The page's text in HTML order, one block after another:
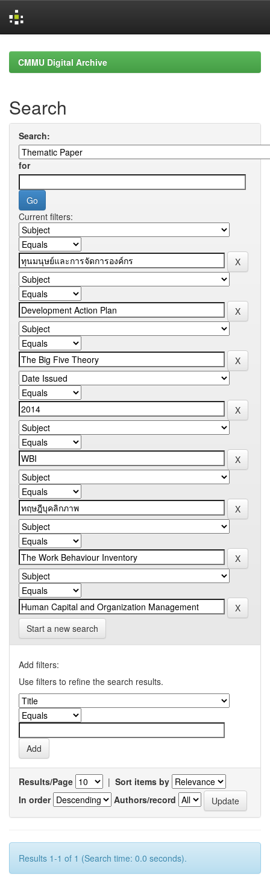
navigationCMMU Digital Archive
Search
Search:
for
Current filters:
Start a new search
Add filters:
Use filters to refine the search results.
Results/Page | Sort items by
In order
Authors/record
Results 1-1 of 1 (Search time: 0.0 seconds).